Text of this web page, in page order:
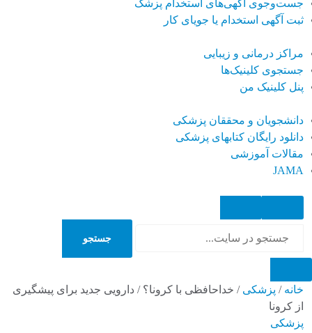
جست‌وجوی آگهی‌های استخدام پزشک
ثبت آگهی استخدام یا جویای کار
مراکز درمانی و زیبایی
جستجوی کلینیک‌ها
پنل کلینیک من
دانشجویان و محققان پزشکی
دانلود رایگان کتابهای پزشکی
مقالات آموزشی
JAMA
جستجو
خانه / پزشکی / خداحافظی با کرونا؟ / دارویی جدید برای پیشگیری
از کرونا
پزشکی